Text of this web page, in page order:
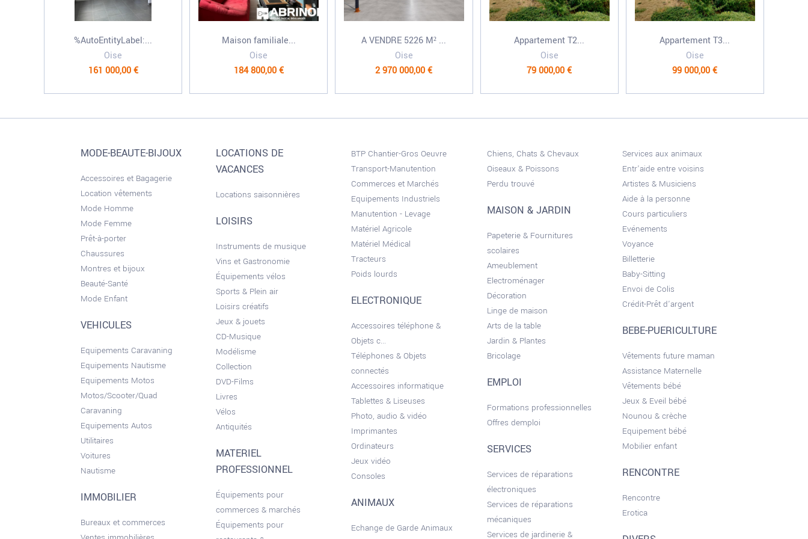
%AutoEntityLabel:...
Oise
161 000,00 €
Maison familiale...
Oise
184 800,00 €
A VENDRE 5226 M² ...
Oise
2 970 000,00 €
Appartement T2...
Oise
79 000,00 €
Appartement T3...
Oise
99 000,00 €
MODE-BEAUTE-BIJOUX
Accessoires et Bagagerie
Location vêtements
Mode Homme
Mode Femme
Prêt-à-porter
Chaussures
Montres et bijoux
Beauté-Santé
Mode Enfant
VEHICULES
Equipements Caravaning
Equipements Nautisme
Equipements Motos
Motos/Scooter/Quad
Caravaning
Equipements Autos
Utilitaires
Voitures
Nautisme
IMMOBILIER
Bureaux et commerces
LOCATIONS DE
VACANCES
Locations saisonnières
LOISIRS
Instruments de musique
Vins et Gastronomie
Équipements vélos
Sports & Plein air
Loisirs créatifs
Jeux & jouets
CD-Musique
Modélisme
Collection
DVD-Films
Livres
Vélos
Antiquités
MATERIEL
PROFESSIONNEL
Équipements pour
commerces & marchés
Équipements pour
BTP Chantier-Gros Oeuvre
Transport-Manutention
Commerces et Marchés
Equipements Industriels
Manutention - Levage
Matériel Agricole
Matériel Médical
Tracteurs
Poids lourds
ELECTRONIQUE
Accessoires téléphone &
Objets c...
Téléphones & Objets
connectés
Accessoires informatique
Tablettes & Liseuses
Photo, audio & vidéo
Imprimantes
Ordinateurs
Jeux vidéo
Consoles
ANIMAUX
Echange de Garde Animaux
Chiens, Chats & Chevaux
Oiseaux & Poissons
Perdu trouvé
MAISON & JARDIN
Papeterie & Fournitures
scolaires
Ameublement
Electroménager
Décoration
Linge de maison
Arts de la table
Jardin & Plantes
Bricolage
EMPLOI
Formations professionnelles
Offres demploi
SERVICES
Services de réparations
électroniques
Services de réparations
mécaniques
Services de jardinerie &
Services aux animaux
Entr'aide entre voisins
Artistes & Musiciens
Aide à la personne
Cours particuliers
Evénements
Voyance
Billetterie
Baby-Sitting
Envoi de Colis
Crédit-Prêt d'argent
BEBE-PUERICULTURE
Vêtements future maman
Assistance Maternelle
Vêtements bébé
Jeux & Eveil bébé
Nounou & crèche
Equipement bébé
Mobilier enfant
RENCONTRE
Rencontre
Erotica